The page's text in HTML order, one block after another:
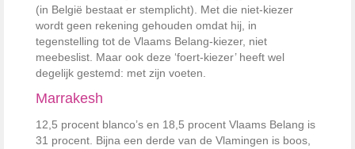
(in België bestaat er stemplicht). Met die niet-kiezer
wordt geen rekening gehouden omdat hij, in
tegenstelling tot de Vlaams Belang-kiezer, niet
meebeslist. Maar ook deze ‘foert-kiezer’ heeft wel
degelijk gestemd: met zijn voeten.
Marrakesh
12,5 procent blanco’s en 18,5 procent Vlaams Belang is
31 procent. Bijna een derde van de Vlamingen is boos,